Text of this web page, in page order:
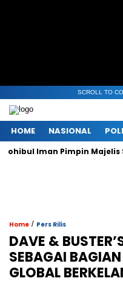
SCROLL TO
HOME NASIONAL
Pimpin Majelis Syuro
Home / Pers Rilis
DAVE &
SEBAGAI
GLOBAL